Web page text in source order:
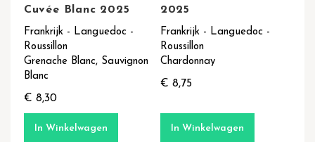
Cuvée Blanc 2025
Frankrijk - Languedoc -
Roussillon
Grenache Blanc, Sauvignon
Blanc
€ 8,30
In Winkelwagen
2025
Frankrijk - Languedoc -
Roussillon
Chardonnay
€ 8,75
In Winkelwagen